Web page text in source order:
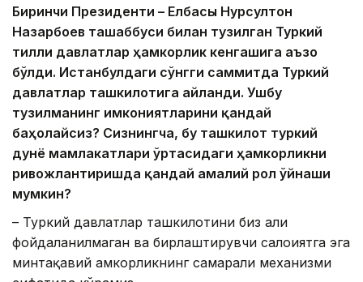
Биринчи Президенти – Елбасы Нурсултон
Назарбоев ташаббуси билан тузилган Туркий
тилли давлатлар ҳамкорлик кенгашига аъзо
бўлди. Истанбулдаги сўнгги саммитда Туркий
давлатлар ташкилотига айланди. Ушбу
тузилманинг имкониятларини қандай
баҳолайсиз? Сизнингча, бу ташкилот туркий
дунё мамлакатлари ўртасидаги ҳамкорликни
ривожлантиришда қандай амалий рол ўйнаши
мумкин?
– Туркий давлатлар ташкилотини биз ҳали
фойдаланилмаган ва бирлаштирувчи салоҳиятга эга
минтақавий ҳамкорликнинг самарали механизми